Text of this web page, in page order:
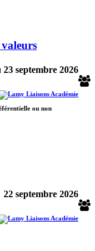
23 septembre 2026
ou non
22 septembre 2026